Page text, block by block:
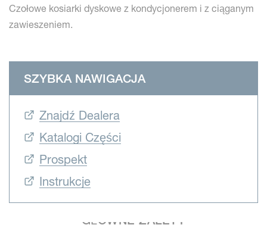
Czołowe kosiarki dyskowe z kondycjonerem i z ciąganym
zawieszeniem.
SZYBKA NAWIGACJA
Znajdź Dealera
Katalogi Części
Prospekt
Instrukcje
GŁÓWNE ZALETY